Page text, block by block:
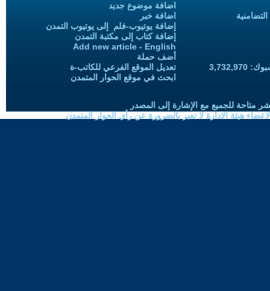
اضافة موضوع جديد
اضافة خبر
إضافة يوتيوب-فلم إلى يوتيوب التمدن
إضافة كتاب إلى مكتبة التمدن
Add new article - English
أضف حملة
تعديل الموقع الفرعي للكاتب-ة
ابحث في موقع الحوار المتمدن
متاحة للجميع مع الإشارة إلى المصدر
هيئة الادارة لا تعبر بالضرورة عن رأي الحوار المتمدن